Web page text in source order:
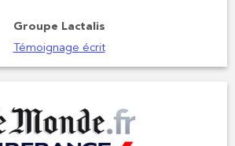
Groupe Lactalis
Témoignage écrit